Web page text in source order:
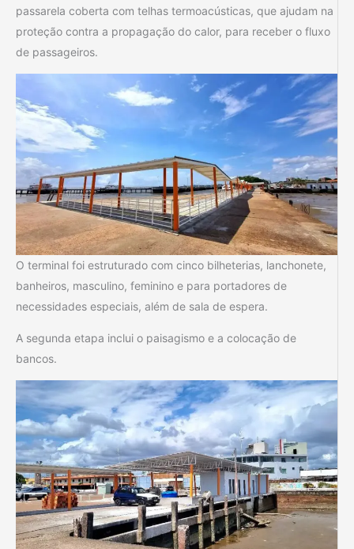
passarela coberta com telhas termoacústicas, que ajudam na
proteção contra a propagação do calor, para receber o fluxo
de passageiros.
O terminal foi estruturado com cinco bilheterias, lanchonete,
banheiros, masculino, feminino e para portadores de
necessidades especiais, além de sala de espera.
A segunda etapa inclui o paisagismo e a colocação de
bancos.